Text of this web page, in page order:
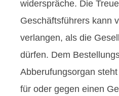
widerspräche. Die
Geschäftsführers kann
verlangen, als die
dürfen. Dem
Abberufungsorgan
für oder gegen einen